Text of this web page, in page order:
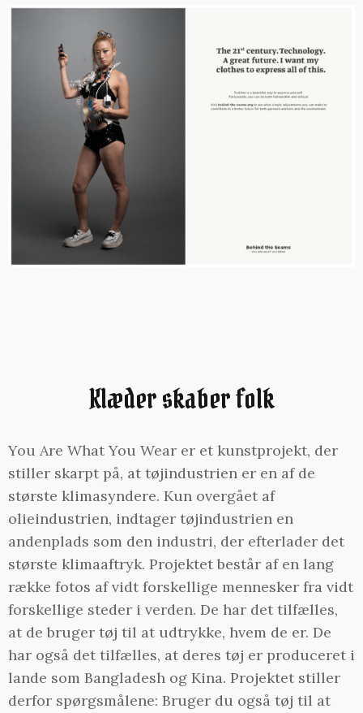
Klæder skaber folk
You Are What You Wear er et kunstprojekt, der
stiller skarpt på, at tøjindustrien er en af de
største klimasyndere. Kun overgået af
olieindustrien, indtager tøjindustrien en
andenplads som den industri, der efterlader det
største klimaaftryk. Projektet består af en lang
række fotos af vidt forskellige mennesker fra vidt
forskellige steder i verden. De har det tilfælles,
at de bruger tøj til at udtrykke, hvem de er. De
har også det tilfælles, at deres tøj er produceret i
lande som Bangladesh og Kina. Projektet stiller
derfor spørgsmålene: Bruger du også tøj til at